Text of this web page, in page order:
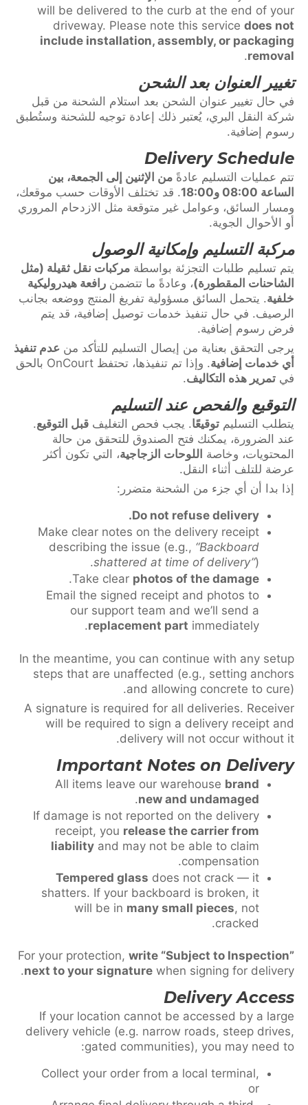
will be delivered to the curb at the end of your
driveway. Please note this service does not
include installation, assembly, or packaging
removal
.
تغيير العنوان بعد الشحن
في حال تغيير عنوان الشحن بعد استلام الشحنة من قبل
شركة النقل البري، يُعتبر ذلك إعادة توجيه للشحنة وستُطبق
رسوم إضافية.
Delivery Schedule
تتم عمليات التسليم عادةً من الإثنين إلى الجمعة، بين
الساعة 08:00 و18:00
. قد تختلف الأوقات حسب موقعك،
ومسار السائق، وعوامل غير متوقعة مثل الازدحام المروري
أو الأحوال الجوية.
مركبة التسليم وإمكانية الوصول
يتم تسليم طلبات التجزئة بواسطة مركبات نقل ثقيلة (مثل
الشاحنات المقطورة)، وعادةً ما تتضمن رافعة هيدروليكية
خلفية. يتحمل السائق مسؤولية تفريغ المنتج ووضعه بجانب
الرصيف. في حال تنفيذ خدمات توصيل إضافية، قد يتم
فرض رسوم إضافية.
يرجى التحقق بعناية من إيصال التسليم للتأكد من عدم تنفيذ
أي خدمات إضافية
. وإذا تم تنفيذها، تحتفظ OnCourt بالحق
في تمرير هذه التكاليف.
التوقيع والفحص عند التسليم
يتطلب التسليم توقيعًا. يجب فحص التغليف قبل التوقيع.
عند الضرورة، يمكنك فتح الصندوق للتحقق من حالة
المحتويات، وخاصة اللوحات الزجاجية، التي تكون أكثر
عرضة للتلف أثناء النقل.
إذا بدا أن أي جزء من الشحنة متضرر:
Do not refuse delivery.
Make clear notes on the delivery receipt
describing the issue (e.g., “Backboard
shattered at time of delivery”).
Take clear photos of the damage
.
Email the signed receipt and photos to
our support team and we’ll send a
replacement part immediately.
In the meantime, you can continue with any setup
steps that are unaffected (e.g., setting anchors
and allowing concrete to cure).
A signature is required for all deliveries. Receiver
will be required to sign a delivery receipt and
delivery will not occur without it.
Important Notes on Delivery
All items leave our warehouse brand
new and undamaged
.
If damage is not reported on the delivery
receipt, you release the carrier from
liability and may not be able to claim
compensation.
Tempered glass does not crack — it
shatters. If your backboard is broken, it
will be in many small pieces, not
cracked.
For your protection, write “Subject to Inspection”
next to your signature when signing for delivery.
Delivery Access
If your location cannot be accessed by a large
delivery vehicle (e.g. narrow roads, steep drives,
gated communities), you may need to:
Collect your order from a local terminal,
or